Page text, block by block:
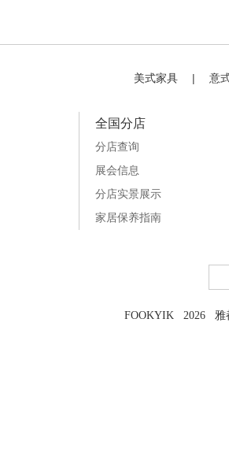
美式家具 | 意
全国分店
分店查询
展会信息
分店实景展示
家居保养指南
FOOKYIK 2026 雅